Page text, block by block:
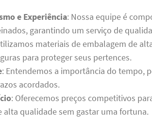
e Experiência: Nossa equipe é
garantindo um serviço de
materiais de embalagem de
para proteger seus pertences.
: Entendemos a importância do tempo,
acordados.
: Oferecemos preços competitivos
alta qualidade sem gastar uma fortuna.